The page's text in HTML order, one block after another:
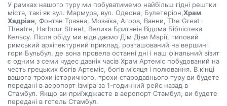
У рамках нашого туру ми побуватимемо найбільш гідні рештки
міста, такі як вул. Мармура, вул. Одеона, Булетеріон,Храм
Хадріан, Фонтан Траяна, Мозаїка, Агора, Ванни, The Great
Theatre, Harbour Street, Велика Британія Відома Бібліотека
Кельсу. Після обіду ми відвідаємо Дім Діви Марії, типовий
римський архітектурний приклад, розташований на вершині
гори Бульбул, де вона провела останні дні і наш фінальний візит
є одним з семи чудес давніх часів Храм Артеміс побудований на
честь грецьких богів Артеміс, богів місяця і полювання. В кінці
вашого трохи історичного, трохи стародавнього туру ви будете
передані в аеропорт Ізміра за 1-годинний рейс назад в
Стамбул. Якщо ви приїжджаєте в аеропорт Стамбул, ви будете
передані в готель Стамбул.